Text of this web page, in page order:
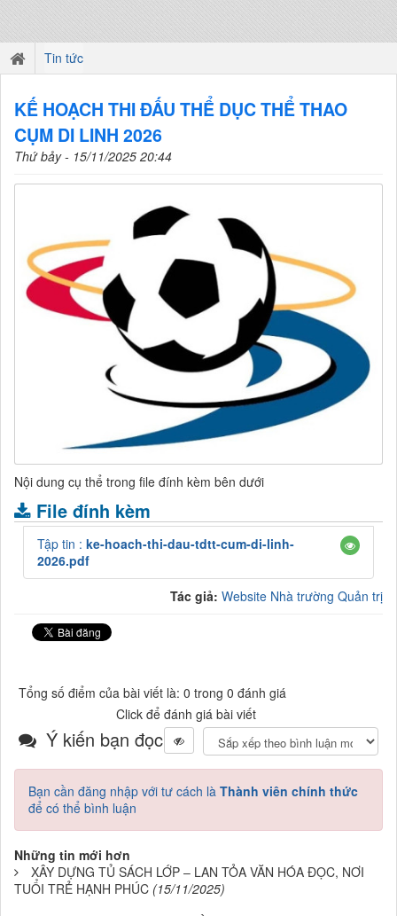
Tin tức
KẾ HOẠCH THI ĐẤU THỂ DỤC THỂ THAO
CỤM DI LINH 2026
Thứ bảy - 15/11/2025 20:44
Nội dung cụ thể trong file đính kèm bên dưới
File đính kèm
Tập tin : ke-hoach-thi-dau-tdtt-cum-di-linh-
2026.pdf
Tác giả: Website Nhà trường Quản trị
Tổng số điểm của bài viết là: 0 trong 0 đánh giá
Click để đánh giá bài viết
Ý kiến bạn đọc
Bạn cần đăng nhập với tư cách là Thành viên chính thức
để có thể bình luận
Những tin mới hơn
XÂY DỰNG TỦ SÁCH LỚP – LAN TỎA VĂN HÓA ĐỌC, NƠI
TUỔI TRẺ HẠNH PHÚC (15/11/2025)